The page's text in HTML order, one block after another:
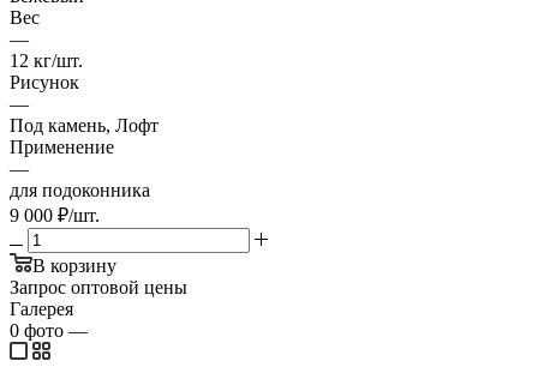
Вес
—
12 кг/шт.
Рисунок
—
Под камень, Лофт
Применение
—
для подоконника
9 000 ₽/шт.
В корзину
Запрос оптовой цены
Галерея
0 фото —